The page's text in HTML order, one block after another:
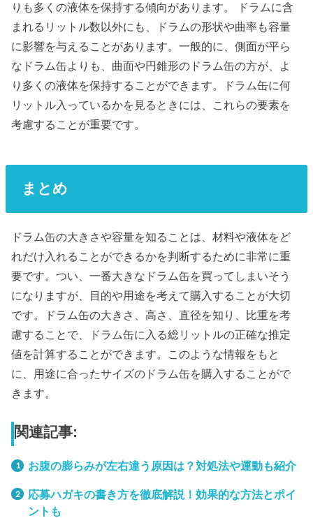
りも多くの液体を保持する傾向があります。 ドラムに含
まれるリットル数以外にも、ドラムの形状や曲率も容量
に影響を与えることがあります。一般的に、側面が平ら
なドラム缶よりも、曲面や円錐形のドラム缶の方が、よ
り多くの液体を保持することができます。ドラム缶に何
リットル入っているかを見るときには、これらの要素を
考慮することが重要です。
まとめ
ドラム缶の大きさや容量を知ることは、材料や液体をど
れだけ入れることができるかを判断するために非常に重
要です。つい、一番大きなドラム缶を買ってしまいそう
になりますが、目的や用途を考えて購入することが大切
です。ドラム缶の大きさ、高さ、直径を知り、比重を考
慮することで、ドラム缶に入る総リットルの正確な推定
値を計算することができます。このような情報をもと
に、用途に合ったサイズのドラム缶を購入することがで
きます。
関連記事:
お腹の膨らみが左右違う原因は？対処法や運動も紹介
応募ハガキの書き方を徹底解説！効果的な方法とポイ
ントも